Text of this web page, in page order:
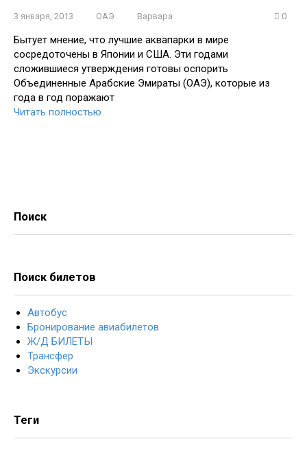
3 января, 2013 ОАЭ Варвара 0
Бытует мнение, что лучшие аквапарки в мире
сосредоточены в Японии и США. Эти годами
сложившиеся утверждения готовы оспорить
Объединенные Арабские Эмираты (ОАЭ), которые из
года в год поражают
Читать полностью
Поиск
Поиск билетов
Автобус
Бронирование авиабилетов
Ж/Д БИЛЕТЫ
Трансфер
Экскурсии
Теги